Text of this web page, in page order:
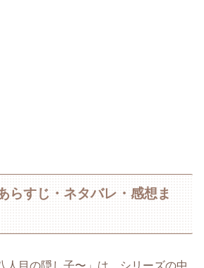
らすじ・ネタバレ・感想ま
人目の隠し子〜」は、シリーズの中